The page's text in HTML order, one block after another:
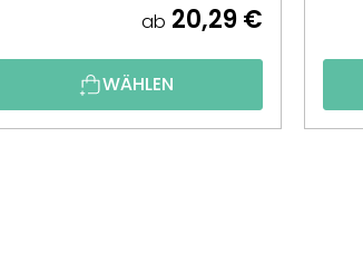
ab 20,29 €
WÄHLEN